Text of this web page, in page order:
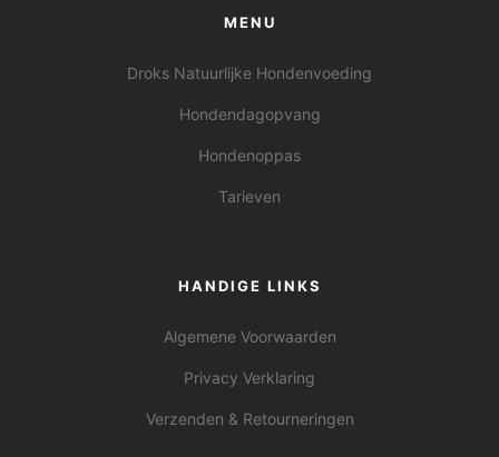
MENU
Droks Natuurlijke Hondenvoeding
Hondendagopvang
Hondenoppas
Tarieven
HANDIGE LINKS
Algemene Voorwaarden
Privacy Verklaring
Verzenden & Retourneringen